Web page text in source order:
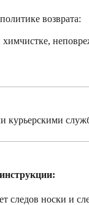
возврата:
курьерскими
следов носки и